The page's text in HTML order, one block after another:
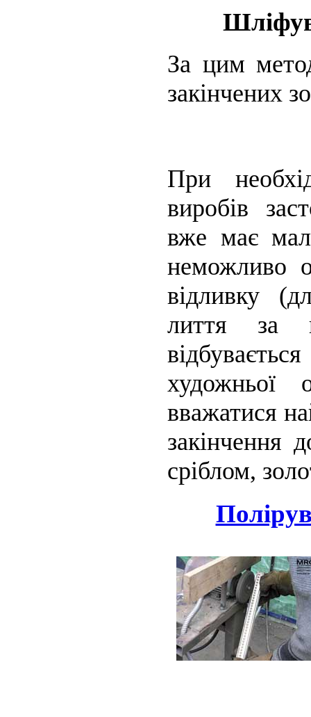
За цим
закінчених
При
виробів
вже має
неможливо
відливку
лиття за
художньої
вважатися
закінчення
сріблом,